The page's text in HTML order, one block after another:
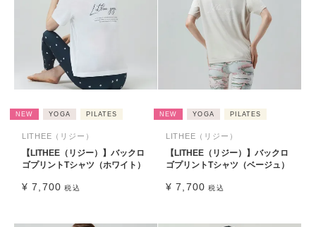
NEW YOGA PILATES
LITHEE（リジー）
【LITHEE（リジー）】バックロ
ゴプリントTシャツ（ホワイト）
¥ 7,700 税込
NEW YOGA PILATES
LITHEE（リジー）
【LITHEE（リジー）】バックロ
ゴプリントTシャツ（ベージュ）
¥ 7,700 税込